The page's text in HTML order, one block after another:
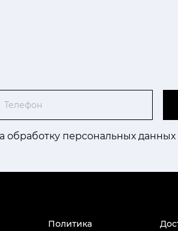
обработку персональных данных
Политика